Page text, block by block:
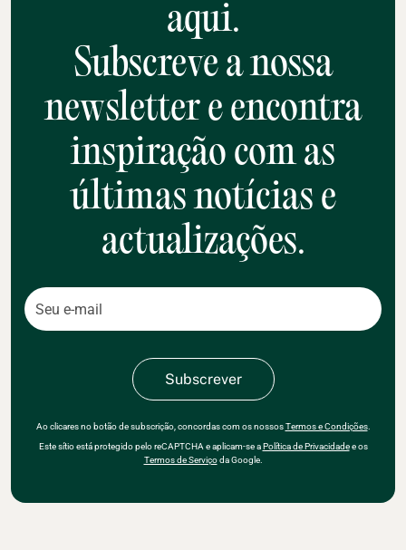
aqui.
Subscreve a nossa
newsletter e encontra
inspiração com as
últimas notícias e
actualizações.
Ao clicares no botão de subscrição, concordas com os nossosTermos e Condições.
Este sítio está protegido pelo reCAPTCHA e aplicam-se aPolítica de Privacidadee os
Termos de Serviçoda Google.